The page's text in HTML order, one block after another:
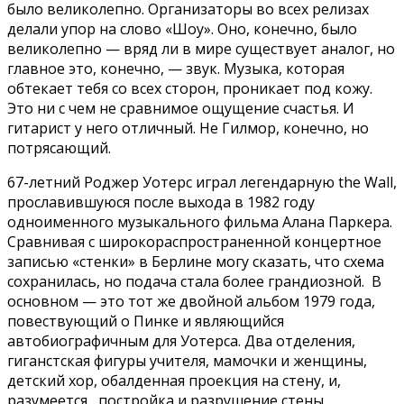
было великолепно. Организаторы во всех релизах
делали упор на слово «Шоу». Оно, конечно, было
великолепно — вряд ли в мире существует аналог, но
главное это, конечно, — звук. Музыка, которая
обтекает тебя со всех сторон, проникает под кожу.
Это ни с чем не сравнимое ощущение счастья. И
гитарист у него отличный. Не Гилмор, конечно, но
потрясающий.
67-летний Роджер Уотерс играл легендарную the Wall,
прославившуюся после выхода в 1982 году
одноименного музыкального фильма Алана Паркера.
Сравнивая с широкораспространенной концертное
записью «стенки» в Берлине могу сказать, что схема
сохранилась, но подача стала более грандиозной. В
основном — это тот же двойной альбом 1979 года,
повествующий о Пинке и являющийся
автобиографичным для Уотерса. Два отделения,
гиганстская фигуры учителя, мамочки и женщины,
детский хор, обалденная проекция на стену, и,
разумеется, постройка и разрушение стены